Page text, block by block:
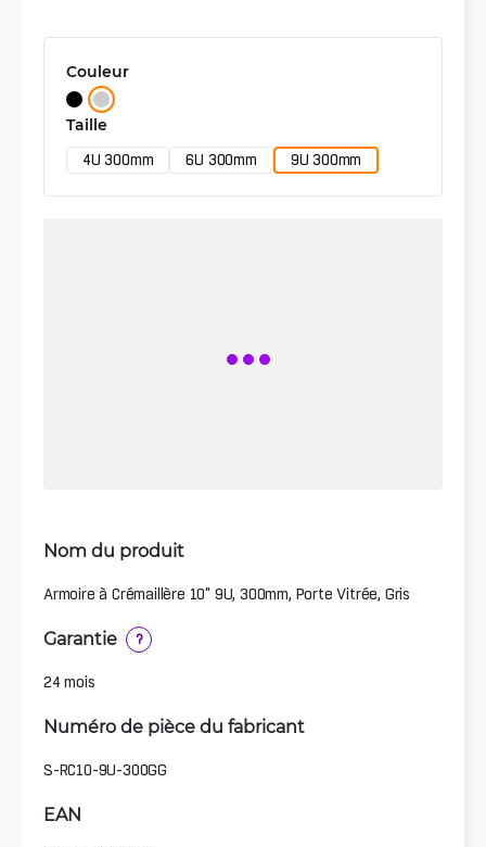
Couleur
Taille
4U 300mm 6U 300mm 9U 300mm
Nom du produit
Armoire à Crémaillère 10" 9U, 300mm, Porte Vitrée, Gris
Garantie ?
24 mois
Numéro de pièce du fabricant
S-RC10-9U-300GG
EAN